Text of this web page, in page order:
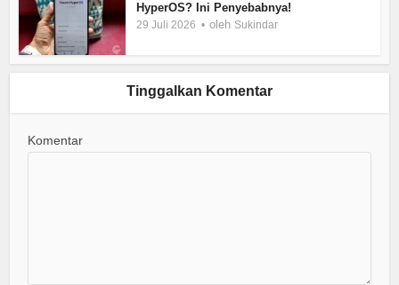
HyperOS? Ini Penyebabnya!
29 Juli 2026 oleh Sukindar
Tinggalkan Komentar
Komentar